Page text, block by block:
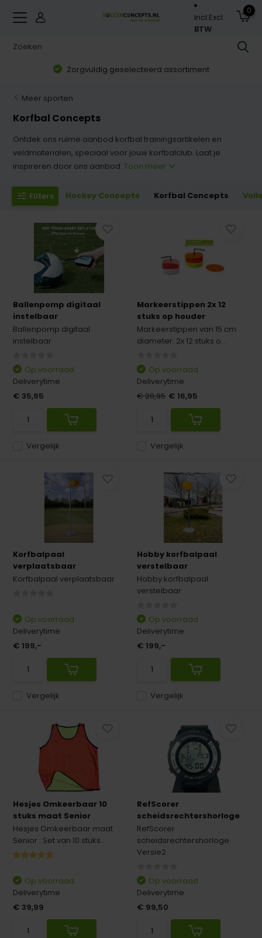
Incl.Excl.
BTW
0
Zorgvuldig geselecteerd assortiment
Meer sporten
Korfbal Concepts
Ontdek ons ruime aanbod korfbal trainingsartikelen en
veldmaterialen, speciaal voor jouw korfbalclub. Laat je
inspireren door ons aanbod.Toon meer
Filters Hockey Concepts Korfbal Concepts
Ballenpomp digitaal
instelbaar
Ballenpomp digitaal
instelbaar
Vergelijk
Op voorraad
Deliverytime
€ 35,95
Markeerstippen 2x 12
stuks op houder
Markeerstippen van 15 cm
diameter. 2x 12 stuks o...
Vergelijk
Op voorraad
Deliverytime
€ 20,95 € 16,95
Korfbalpaal
verplaatsbaar
Korfbalpaal verplaatsbaar
Vergelijk
Op voorraad
Deliverytime
€ 199,-
Hobby korfbalpaal
verstelbaar
Hobby korfbalpaal
verstelbaar
Vergelijk
Op voorraad
Deliverytime
€ 199,-
Hesjes Omkeerbaar 10
stuks maat Senior
Hesjes Omkeerbaar maat
Senior : Set van 10 stuks...
Op voorraad
Deliverytime
€ 39,99
RefScorer
scheidsrechtershorloge
RefScorer
scheidsrechtershorloge
Versie2
Op voorraad
Deliverytime
€ 99,50